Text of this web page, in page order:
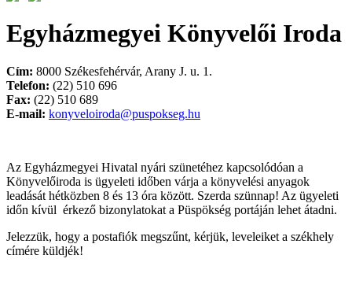
Egyházmegyei Könyvelői Iroda
Cím: 8000 Székesfehérvár, Arany J. u. 1.
Telefon: (22) 510 696
Fax: (22) 510 689
E-mail: konyveloiroda@puspokseg.hu
Az Egyházmegyei Hivatal nyári szünetéhez kapcsolódóan a
Könyvelőiroda is ügyeleti időben várja a könyvelési anyagok
leadását hétközben 8 és 13 óra között. Szerda szünnap! Az ügyeleti
időn kívül érkező bizonylatokat a Püspökség portáján lehet átadni.
Jelezzük, hogy a postafiók megszűnt, kérjük, leveleiket a székhely
címére küldjék!